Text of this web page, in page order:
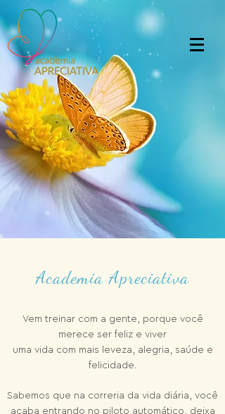
Academia Apreciativa
Vem treinar com a gente, porque você
merece ser feliz e viver
uma vida com mais leveza, alegria, saúde e
felicidade.
Sabemos que na correria da vida diária, você
acaba entrando no piloto automático, deixa